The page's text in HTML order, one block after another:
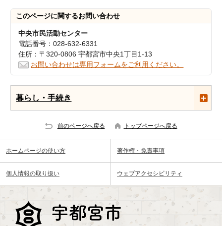
このページに関するお問い合わせ
中央市民活動センター
電話番号：028-632-6331
住所：〒320-0806 宇都宮市中央1丁目1-13
お問い合わせは専用フォームをご利用ください。
暮らし・手続き
前のページへ戻る トップページへ戻る
ホームページの使い方 著作権・免責事項
個人情報の取り扱い ウェブアクセシビリティ